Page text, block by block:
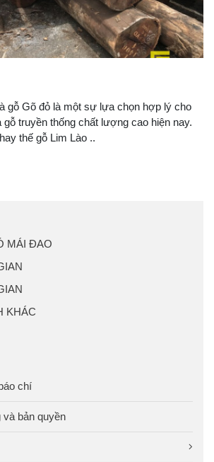
gỗ Gõ đỏ là một sự lựa chọn hợp lý cho
gỗ truyền thống chất lượng cao hiện nay.
thế gỗ Lim Lào ..
MÁI ĐAO
KHÁC
chí
bản quyền